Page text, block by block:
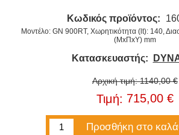
Κωδικός προϊόντος:
Μοντέλο: GN 900RT, Χωρητικότητα (lt): 140,
(ΜxΠxΥ) mm
Κατασκευαστής:
Αρχική τιμή: 1140,00 €
Τιμή: 715,00 €